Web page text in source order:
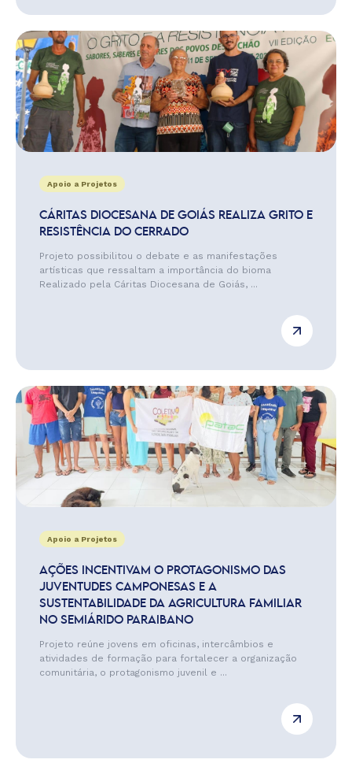
Apoio a Projetos
CÁRITAS DIOCESANA DE GOIÁS REALIZA GRITO E
RESISTÊNCIA DO CERRADO
Projeto possibilitou o debate e as manifestações
artísticas que ressaltam a importância do bioma
Realizado pela Cáritas Diocesana de Goiás, ...
Apoio a Projetos
AÇÕES INCENTIVAM O PROTAGONISMO DAS
JUVENTUDES CAMPONESAS E A
SUSTENTABILIDADE DA AGRICULTURA FAMILIAR
NO SEMIÁRIDO PARAIBANO
Projeto reúne jovens em oficinas, intercâmbios e
atividades de formação para fortalecer a organização
comunitária, o protagonismo juvenil e ...